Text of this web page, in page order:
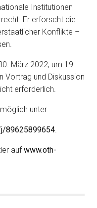
Institutionen
Er erforscht die
Konflikte –
März 2022, um 19
Vortrag und Diskussion
erforderlich.
unter
89625899654.
aufwww.oth-